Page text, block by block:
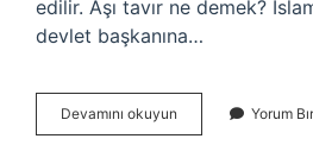
edilir. Aşı tavır ne demek?
devlet başkanına…
Devamını okuyun
Insan
Yorum